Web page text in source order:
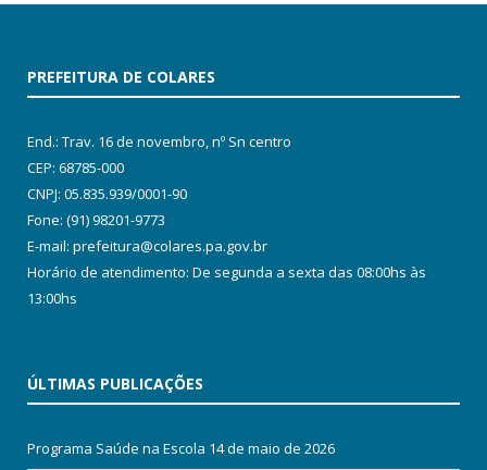
PREFEITURA DE COLARES
End.: Trav. 16 de novembro, nº Sn centro
CEP: 68785-000
CNPJ: 05.835.939/0001-90
Fone: (91) 98201-9773
E-mail: prefeitura@colares.pa.gov.br
Horário de atendimento: De segunda a sexta das 08:00hs às
13:00hs
ÚLTIMAS PUBLICAÇÕES
Programa Saúde na Escola 14 de maio de 2026